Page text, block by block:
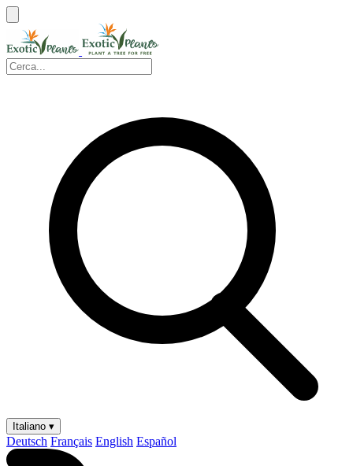
Italiano ▾
Deutsch Français English Español